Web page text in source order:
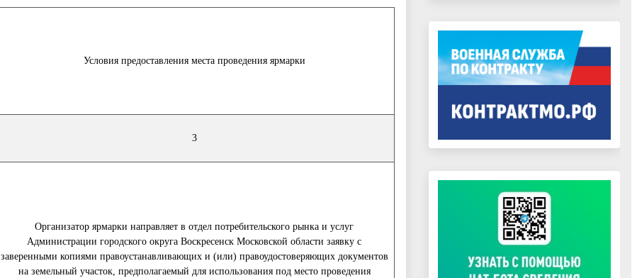
Условия предоставления места проведения ярмарки
3
Организатор ярмарки направляет в отдел потребительского рынка и услуг
Администрации городского округа Воскресенск Московской области заявку с
заверенными копиями правоустанавливающих и (или) правоудостоверяющих документов
на земельный участок, предполагаемый для использования под место проведения